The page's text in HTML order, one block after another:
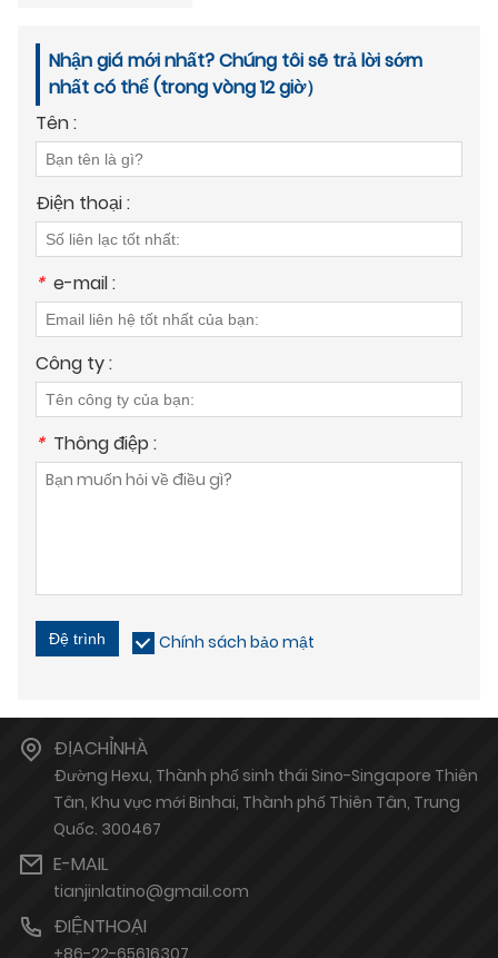
Nhận giá mới nhất? Chúng tôi sẽ trả lời sớm
nhất có thể (trong vòng 12 giờ）
Tên :
Điện thoại :
* e-mail :
Công ty :
* Thông điệp :
Đệ trình Chính sách bảo mật
ĐỊACHỈNHÀ
Đường Hexu, Thành phố sinh thái Sino-Singapore Thiên
Tân, Khu vực mới Binhai, Thành phố Thiên Tân, Trung
Quốc. 300467
E-MAIL
tianjinlatino@gmail.com
ĐIỆNTHOẠI
+86-22-65616307